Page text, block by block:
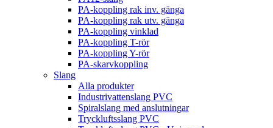
PA-koppling rak inv. gänga
PA-koppling rak utv. gänga
PA-koppling vinklad
PA-koppling T-rör
PA-koppling Y-rör
PA-skarvkoppling
Slang
Alla produkter
Industrivattenslang PVC
Spiralslang med anslutningar
Tryckluftsslang PVC